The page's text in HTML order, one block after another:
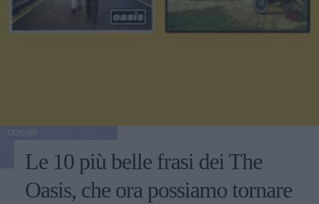
Le 10 più belle frasi dei The
Oasis, che ora possiamo tornare